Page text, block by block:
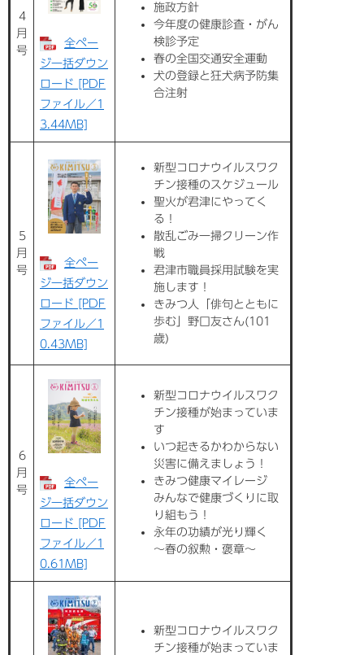
4
月
号
全ペー
ジ一括ダウン
ロード [PDF
ファイル／1
3.44MB]
施政方針
今年度の健康診査・がん
検診予定
春の全国交通安全運動
犬の登録と狂犬病予防集
合注射
5
月
号
全ペー
ジ一括ダウン
ロード [PDF
ファイル／1
0.43MB]
新型コロナウイルスワク
チン接種のスケジュール
聖火が君津にやってく
る！
散乱ごみ一掃クリーン作
戦
君津市職員採用試験を実
施します！
きみつ人「俳句とともに
歩む」野口友さん(101
歳)
6
月
号
全ペー
ジ一括ダウン
ロード [PDF
ファイル／1
0.61MB]
新型コロナウイルスワク
チン接種が始まっていま
す
いつ起きるかわからない
災害に備えましょう！
きみつ健康マイレージ
みんなで健康づくりに取
り組もう！
永年の功績が光り輝く
～春の叙勲・褒章～
新型コロナウイルスワク
チン接種が始まっていま